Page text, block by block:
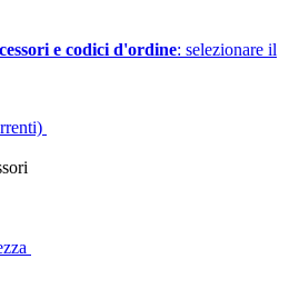
e codici d'ordine: selezionare il